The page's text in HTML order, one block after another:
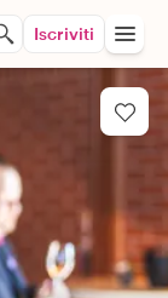
Iscriviti